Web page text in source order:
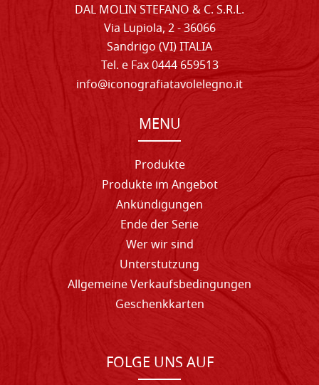
DAL MOLIN STEFANO & C. S.R.L.
Via Lupiola, 2 - 36066
Sandrigo (VI) ITALIA
Tel. e Fax 0444 659513
info@iconografiatavolelegno.it
MENU
Produkte
Produkte im Angebot
Ankündigungen
Ende der Serie
Wer wir sind
Unterstutzung
Allgemeine Verkaufsbedingungen
Geschenkkarten
FOLGE UNS AUF